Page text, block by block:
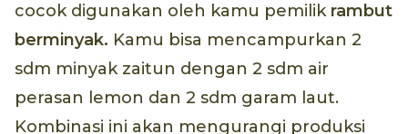
cocok digunakan oleh kamu pemilik rambut
berminyak. Kamu bisa mencampurkan 2
sdm minyak zaitun dengan 2 sdm air
perasan lemon dan 2 sdm garam laut.
Kombinasi ini akan mengurangi produksi